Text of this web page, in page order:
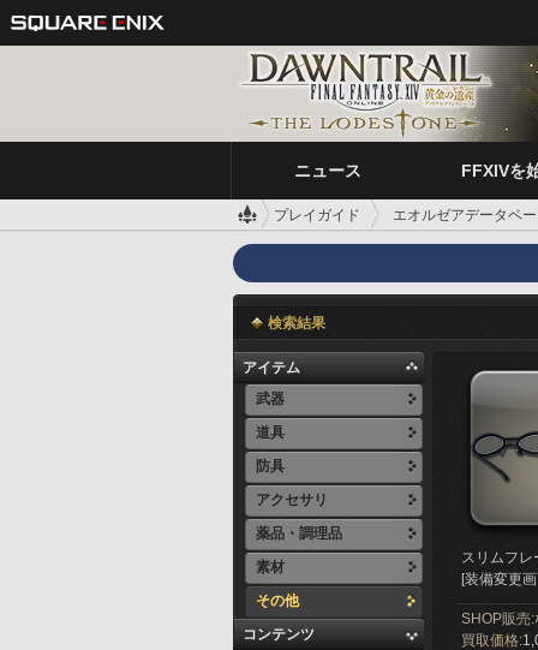
ニュース FFXIVを
プレイガイド エオルゼアデータベ
検索結果
アイテム
武器
道具
防具
アクセサリ
薬品・調理品
素材
その他
コンテンツ
スリムフ
[装備変更
SHOP販売:
買取価格: